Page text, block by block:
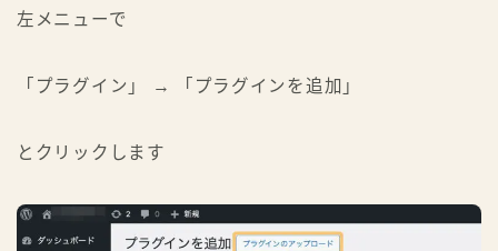
左メニューで
「プラグイン」 → 「プラグインを追加」
とクリックします